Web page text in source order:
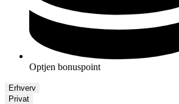
Optjen bonuspoint
Erhverv
Privat